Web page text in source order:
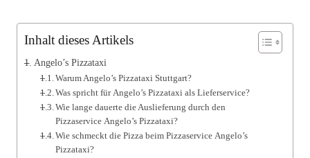
Inhalt dieses Artikels
Angelo’s Pizzataxi
Warum Angelo’s Pizzataxi Stuttgart?
Was spricht für Angelo’s Pizzataxi als Lieferservice?
Wie lange dauerte die Auslieferung durch den
Pizzaservice Angelo’s Pizzataxi?
Wie schmeckt die Pizza beim Pizzaservice Angelo’s
Pizzataxi?